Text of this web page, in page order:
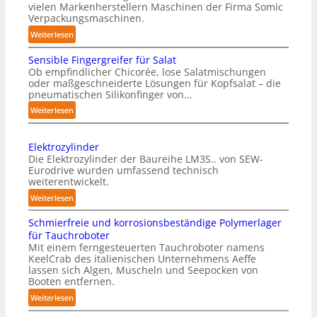
Is
n
g
n
v
o
n
h
l
A
I
a
u
t
l
c
h
e
I
t
l
e
z
e
r
vielen Markenherstellern Maschinen der Firma Somic
Verpackungsmaschinen.
Weiterlesen:
M
a
g
a
z
i
-
e
l
d
u
n
g
f
ü
r
K
Sensible Fingergreifer für Salat
Ob empfindlicher Chicorée, lose Salatmischungen
oder maßgeschneiderte Lösungen für Kopfsalat – die
pneumatischen Silikonfinger von…
Weiterlesen:
S
n
s
i
b
l
i
n
g
e
r
g
Elektrozylinder
Die Elektrozylinder der Baureihe LM3S.. von SEW-
Eurodrive wurden umfassend technisch
weiterentwickelt.
Weiterlesen:
E
l
e
k
t
r
o
z
Schmierfreie und korrosionsbeständige Polymerlager
für Tauchroboter
Mit einem ferngesteuerten Tauchroboter namens
KeelCrab des italienischen Unternehmens Aeffe
lassen sich Algen, Muscheln und Seepocken von
Booten entfernen.
Weiterlesen:
S